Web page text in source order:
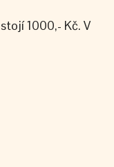
1000,- Kč. V